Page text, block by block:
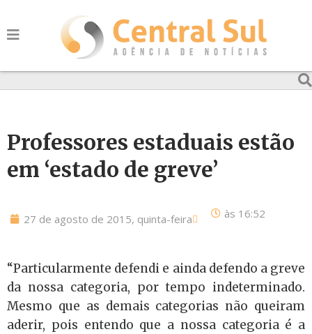
Professores estaduais estão
em ‘estado de greve’
27 de agosto de 2015, quinta-feira às 16:52
“Particularmente defendi e ainda defendo a greve
da nossa categoria, por tempo indeterminado.
Mesmo que as demais categorias não queiram
aderir, pois entendo que a nossa categoria é a